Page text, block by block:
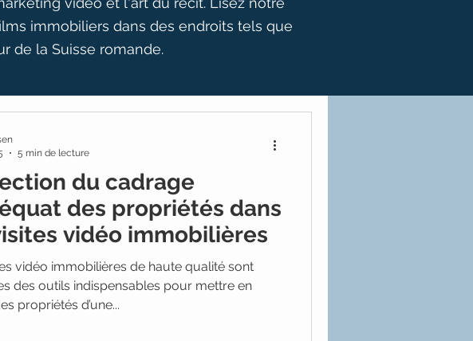
immobiliers dans des endroits tels que
de la Suisse romande.
du cadrage
des propriétés dans
vidéo immobilières
vidéo immobilières de haute qualité sont
des outils indispensables pour mettre en
propriétés d’une...
5 min de lecture